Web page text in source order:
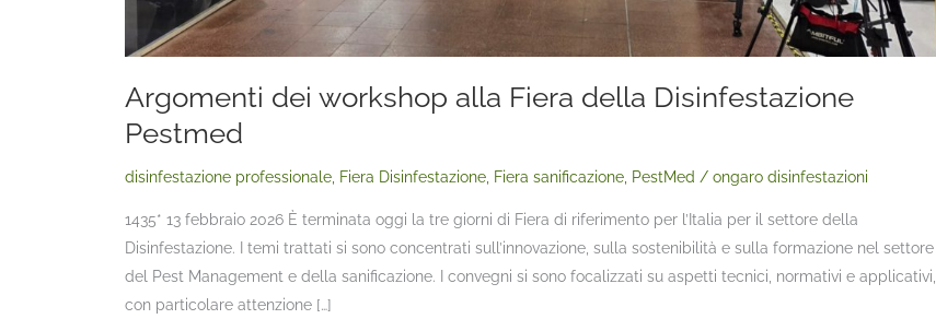
Argomenti dei workshop alla Fiera della Disinfestazione
Pestmed
disinfestazione professionale Fiera Disinfestazione Fiera sanificazione PestMed / ongaro disinfestazioni
1435* 13 febbraio 2026 È terminata oggi la tre giorni di Fiera di riferimento per l’Italia per il settore della
Disinfestazione. I temi trattati si sono concentrati sull’innovazione, sulla sostenibilità e sulla formazione nel settore
del Pest Management e della sanificazione. I convegni si sono focalizzati su aspetti tecnici, normativi e applicativi,
con particolare attenzione […]